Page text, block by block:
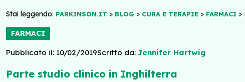
Stai leggendo: PARKINSON.IT > BLOG > CURA E TERAPIE > FARMACI >
FARMACI
Pubblicato il: 10/02/2019Scritto da: Jennifer Hartwig
Parte studio clinico in Inghilterra